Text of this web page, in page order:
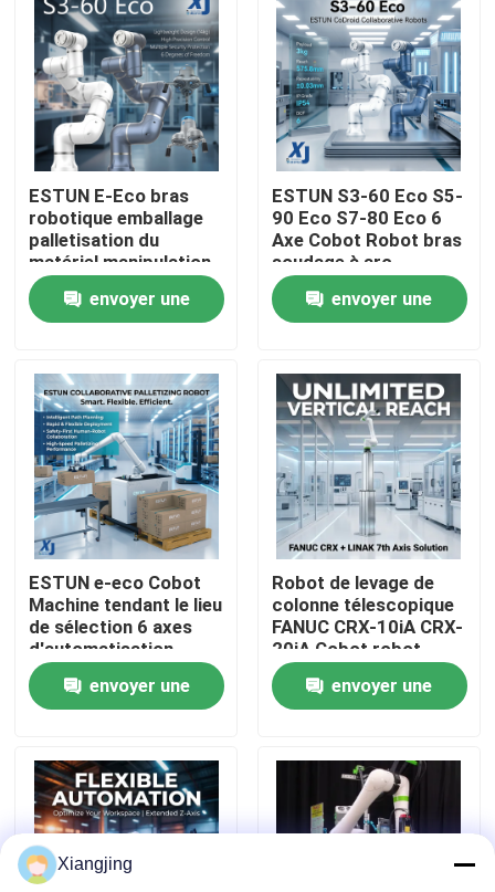
À la maison
Produits
Vidéos
À propos de nous
Visite de l'usine
Contrôle de la qualité
Nous contacter
Demandez un devis
bras de robot industriel
ESTUN E-Eco bras
robotique emballage
palletisation du
matériel manipulation
robot collaboratif
avec OnRobot Grriper
envoyer une
ESTUN S3-60 Eco S5-
90 Eco S7-80 Eco 6
Axe Cobot Robot bras
soudage à arc
collaboratif robot
CNGBS positionneur
de soudage
envoyer une
ESTUN e-eco Cobot
Machine tendant le lieu
de sélection 6 axes
d'automatisation
industrielle robot
collaboratif de
manutention de
envoyer une
Robot de levage de
colonne télescopique
FANUC CRX-10iA CRX-
20iA Cobot robot
collaboratif de
manutention de
palettes
envoyer une
Xiangjing